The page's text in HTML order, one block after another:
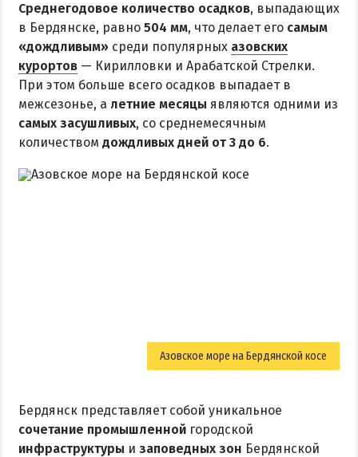
Среднегодовое количество осадков, выпадающих
в Бердянске, равно 504 мм, что делает его самым
«дождливым» среди популярных азовских
курортов — Кирилловки и Арабатской Стрелки.
При этом больше всего осадков выпадает в
межсезонье, а летние месяцы являются одними из
самых засушливых, со среднемесячным
количеством дождливых дней от 3 до 6.
Азовское море на Бердянской косе
Бердянск представляет собой уникальное
сочетание промышленной городской
инфраструктуры и заповедных зон Бердянской